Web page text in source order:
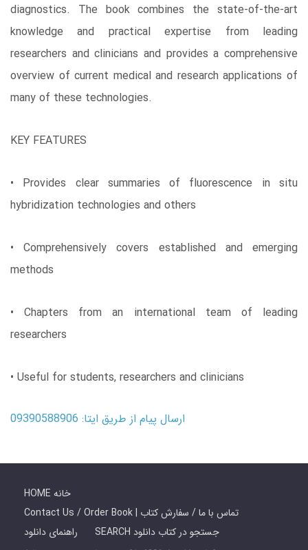
diagnostics. The book combines the state-of-the-art
knowledge and practical expertise from leading
researchers and clinicians and provides a comprehensive
overview of current medical and research applications of
many of these technologies.
KEY FEATURES
• Provides clear summaries of fluorescence in situ
hybridization technologies and others
• Comprehensively covers established and emerging
methods
• Chapters from an international team of leading
researchers
• Useful for students, researchers and clinicians
ارسال پیام از طریق ایتا: 09390588906
HOME خانه
Contact Us / Order Book | تماس با ما / سفارش کتاب
راهنمای دانلود
SEARCH جستجو در کتاب دانلود